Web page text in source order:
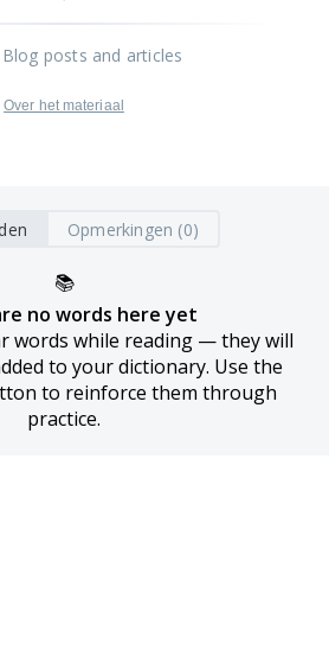
Blog posts and articles
Over het materiaal
Opmerkingen (0)
📚
no words here yet
words while reading — they will
to your dictionary. Use the
to reinforce them through
practice.